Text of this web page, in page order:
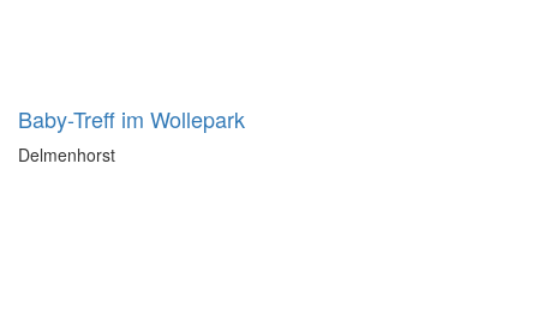
Baby-Treff im Wollepark
Delmenhorst